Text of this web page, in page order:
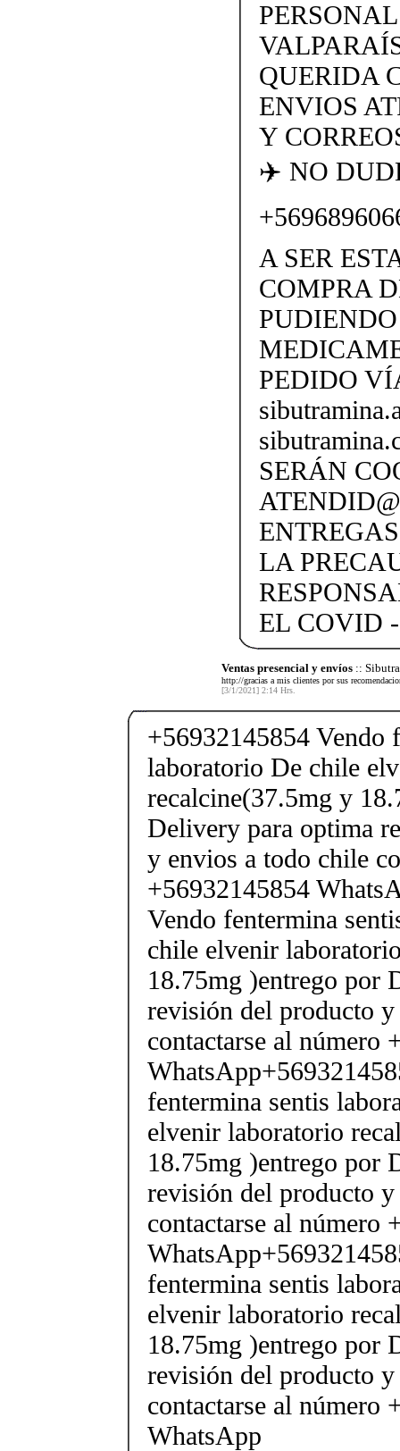
QUERIDA
ENVIOS
Y
✈️ NO
A SER
COMPRA
PEDIDO
SERÁN
LA
EL COVID
Ventas presencial y envíos ::
http://gracias a mis clientes por sus
[3/1/2021] 2:14 Hrs.
+56932145854 Vendo
laboratorio De chile
recalcine(37.5mg y
Delivery para optima
y envios a todo chile
+56932145854
Vendo fentermina
chile elvenir
18.75mg )entrego por
revisión del producto
contactarse al número
fentermina sentis
elvenir laboratorio
18.75mg )entrego por
revisión del producto
contactarse al número
fentermina sentis
elvenir laboratorio
18.75mg )entrego por
revisión del producto
contactarse al número
WhatsApp